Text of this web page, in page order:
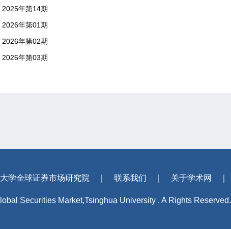
2025年第14期
2026年第01期
2026年第02期
2026年第03期
学全球证券市场研究院 联系我们 关于学术网
Securities Market,Tsinghua University . A Rights Reserved.